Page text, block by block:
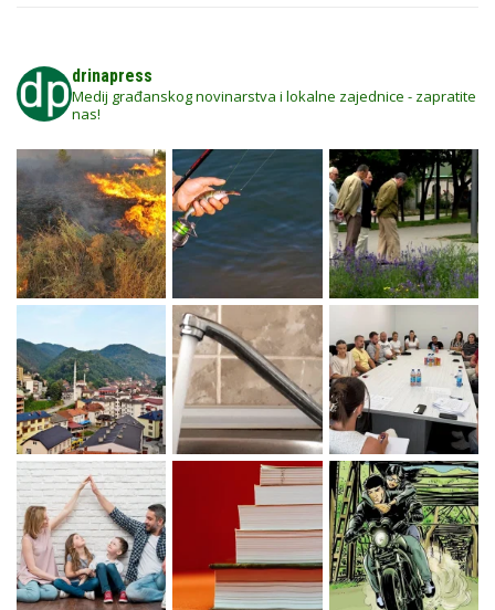
drinapress
Medij građanskog novinarstva i lokalne zajednice - zapratite
nas!